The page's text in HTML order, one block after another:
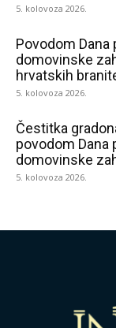
5. kolovoza 2026.
Povodom Dana
domovinske
hrvatskih
5. kolovoza 2026.
Čestitka
povodom Dana
domovinske
5. kolovoza 2026.